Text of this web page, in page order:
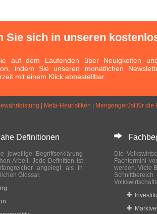
Sie sich in unseren
auf dem Laufenden über Neuigkeiten
indem Sie unseren monatlichen
mit einem Klick abbestellbar.
Meta-Heuristiken Mengengerüst für die
Definitionen
jeweilige Begriffserklärung
Arbeit. Jede Definition ist
angelegt als in
Glossar.
Die
Fachtermini
werden. Viele